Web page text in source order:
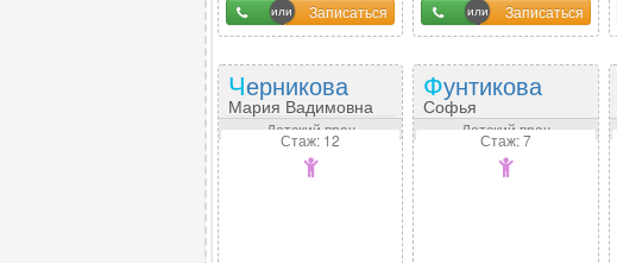
Записаться Записаться
Черникова
Мария Вадимовна
Детский врач
Стаж: 12
Фунтикова
Софья
Александровна
Детский врач
Стаж: 7